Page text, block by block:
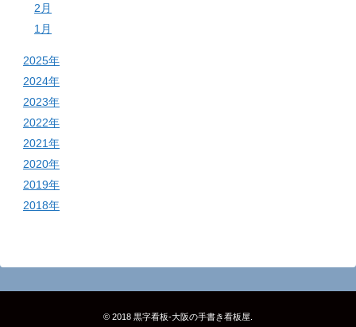
2月
1月
2025年
2024年
2023年
2022年
2021年
2020年
2019年
2018年
© 2018 黒字看板‐大阪の手書き看板屋